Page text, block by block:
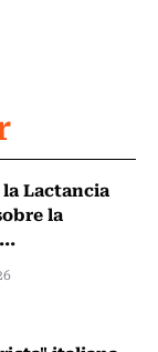
Lactancia
la